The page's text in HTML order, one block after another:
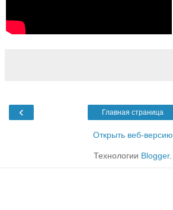
‹ Главная страница
Открыть веб-версию
Технологии Blogger.